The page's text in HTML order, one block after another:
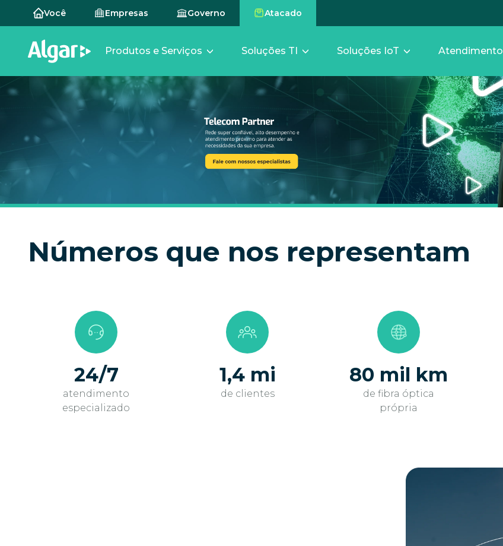
Você Empresas Governo Atacado
Produtos e Serviços Soluções TI Soluções IoT Atendimento
Números que nos representam
24/7
atendimento
especializado
1,4 mi
de clientes
80 mil km
de fibra óptica
própria